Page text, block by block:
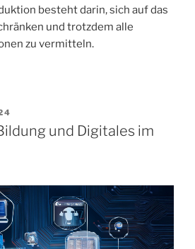
besteht darin, sich auf das
und trotzdem alle
zu vermitteln.
und Digitales im